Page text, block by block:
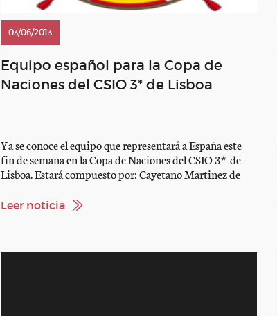
03/06/2013
Equipo español para la Copa de
Naciones del CSIO 3* de Lisboa
Ya se conoce el equipo que representará a España este
fin de semana en la Copa de Naciones del CSIO 3* de
Lisboa. Estará compuesto por: Cayetano Martinez de
Santiago Nuñez Riva Carlos Lopez Fanjul Suerte a todos
Leer noticia